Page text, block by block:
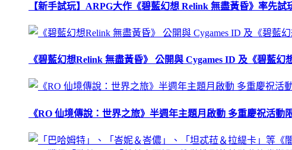
【新手試玩】ARPG大作《碧藍幻想 Relink 無盡黃昏》率先試
《碧藍幻想Relink 無盡黃昏》 公開與 Cygames ID 及《碧藍幻
《RO 仙境傳說：世界之旅》半週年主題月啟動 多重慶祝活動